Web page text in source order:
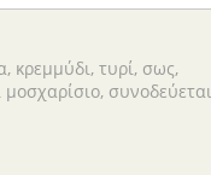
κρεμμύδι, τυρί, σως,
μοσχαρίσιο, συνοδεύεται